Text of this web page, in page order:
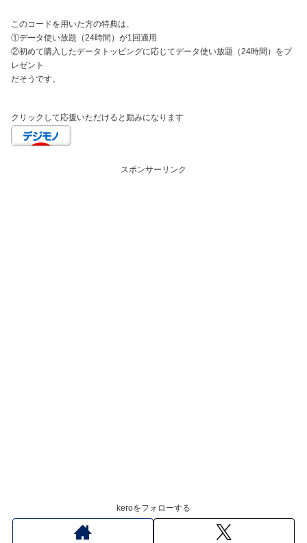
このコードを用いた方の特典は、
①データ使い放題（24時間）が1回適用
②初めて購入したデータトッピングに応じてデータ使い放題（24時間）をプ
レゼント
だそうです。
クリックして応援いただけると励みになります
スポンサーリンク
keroをフォローする